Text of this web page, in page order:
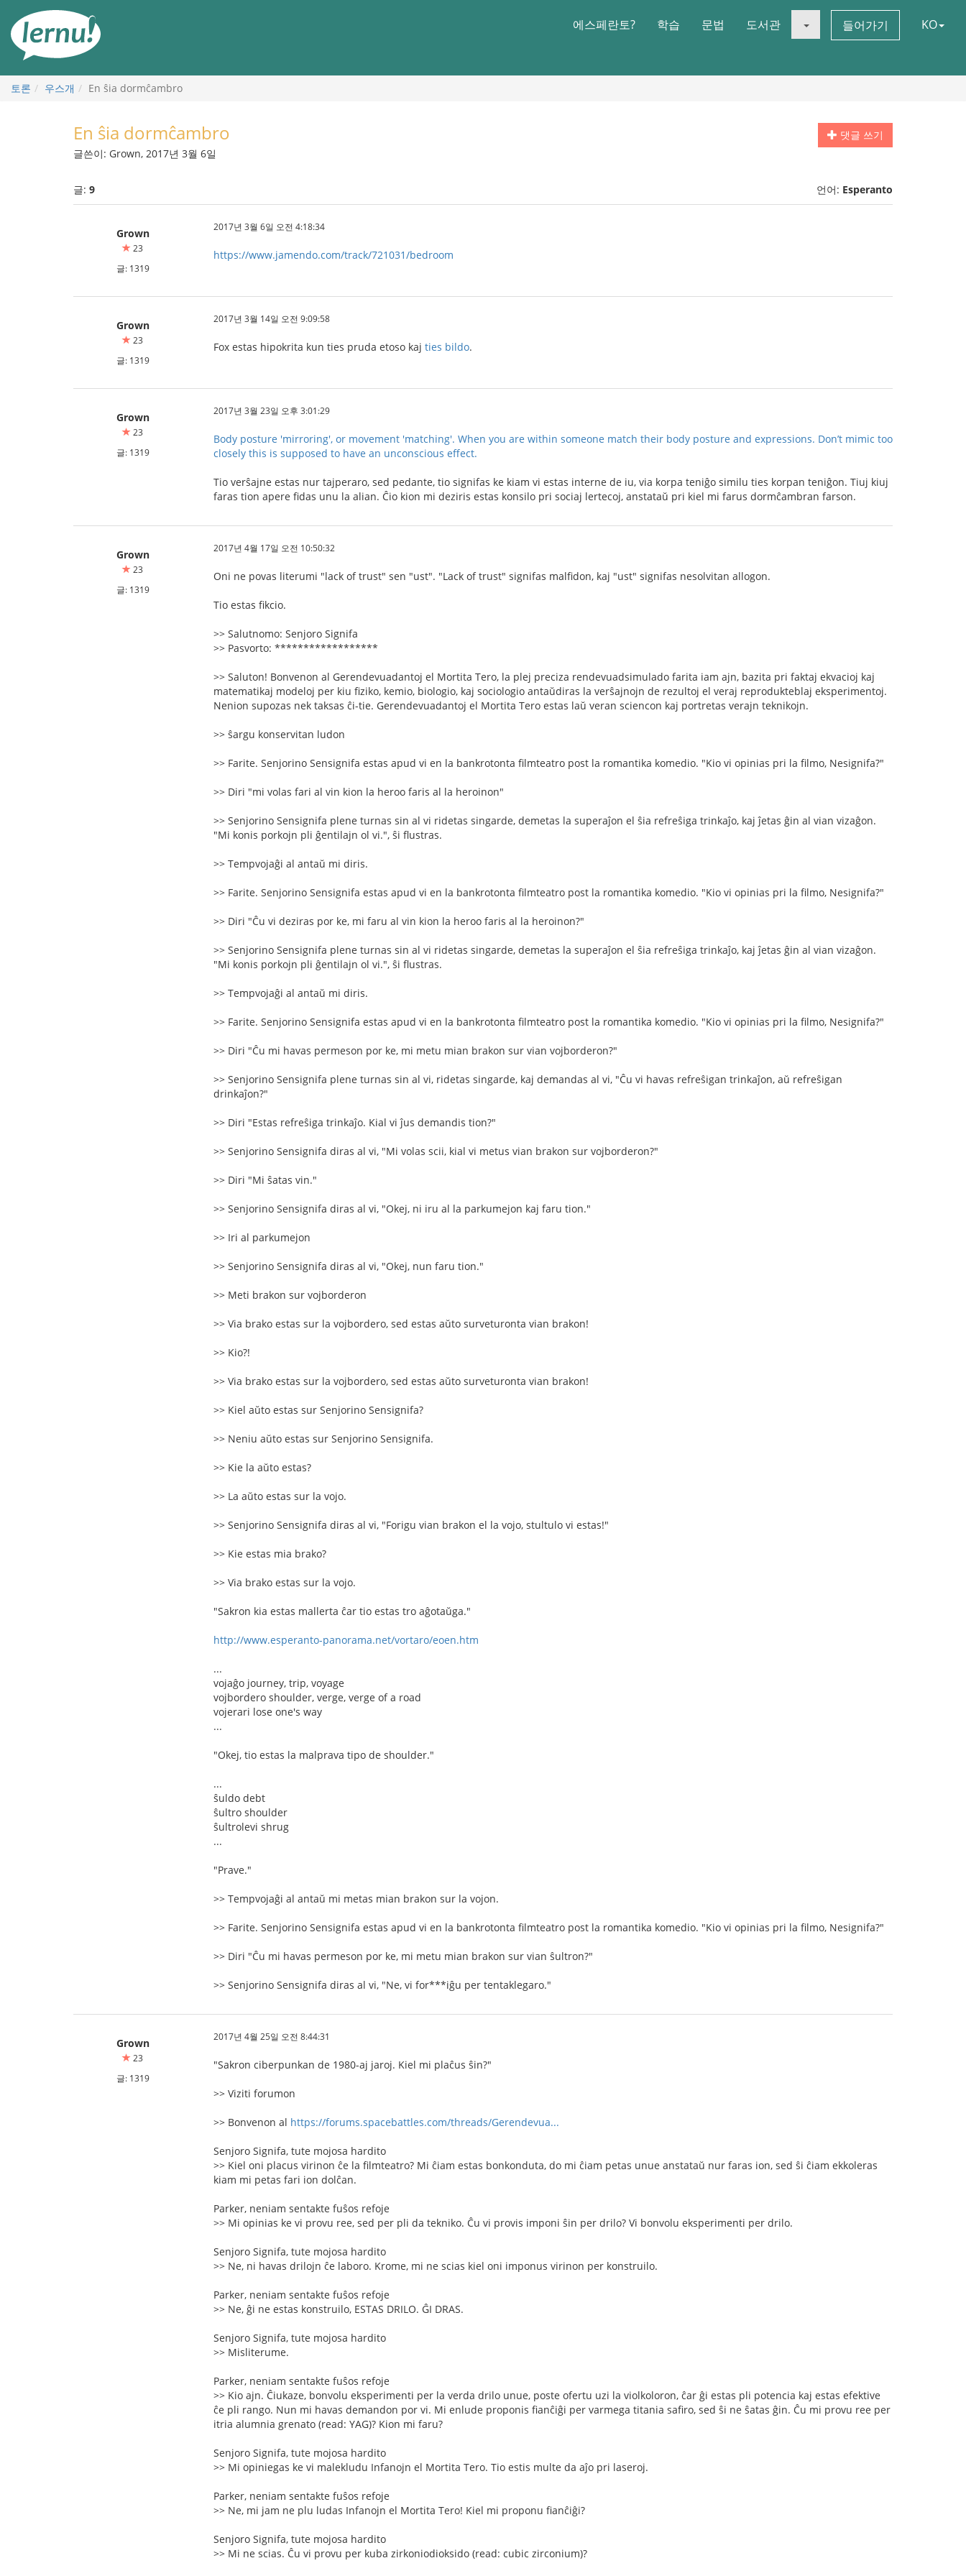
에스페란토? 학습 문법 도서관 들어가기 KO
토론 우스개 En ŝia dormĉambro
댓글 쓰기
En ŝia dormĉambro
글쓴이: Grown, 2017년 3월 6일
글: 9 언어: Esperanto
Grown
23
글: 1319
2017년 3월 6일 오전 4:18:34
https://www.jamendo.com/track/721031/bedroom
Grown
23
글: 1319
2017년 3월 14일 오전 9:09:58
Fox estas hipokrita kun ties pruda etoso kaj ties bildo.
Grown
23
글: 1319
2017년 3월 23일 오후 3:01:29
Body posture 'mirroring', or movement 'matching'. When you are within someone match their body posture and expressions. Don’t mimic too
closely this is supposed to have an unconscious effect.
Tio verŝajne estas nur tajperaro, sed pedante, tio signifas ke kiam vi estas interne de iu, via korpa teniĝo similu ties korpan teniĝon. Tiuj kiuj
faras tion apere fidas unu la alian. Ĉio kion mi deziris estas konsilo pri sociaj lertecoj, anstataŭ pri kiel mi farus dormĉambran farson.
Grown
23
글: 1319
2017년 4월 17일 오전 10:50:32
Oni ne povas literumi "lack of trust" sen "ust". "Lack of trust" signifas malfidon, kaj "ust" signifas nesolvitan allogon.
Tio estas fikcio.
>> Salutnomo: Senjoro Signifa
>> Pasvorto: ******************
>> Saluton! Bonvenon al Gerendevuadantoj el Mortita Tero, la plej preciza rendevuadsimulado farita iam ajn, bazita pri faktaj ekvacioj kaj
matematikaj modeloj per kiu fiziko, kemio, biologio, kaj sociologio antaŭdiras la verŝajnojn de rezultoj el veraj reprodukteblaj eksperimentoj.
Nenion supozas nek taksas ĉi-tie. Gerendevuadantoj el Mortita Tero estas laŭ veran sciencon kaj portretas verajn teknikojn.
>> ŝargu konservitan ludon
>> Farite. Senjorino Sensignifa estas apud vi en la bankrotonta filmteatro post la romantika komedio. "Kio vi opinias pri la filmo, Nesignifa?"
>> Diri "mi volas fari al vin kion la heroo faris al la heroinon"
>> Senjorino Sensignifa plene turnas sin al vi ridetas singarde, demetas la superaĵon el ŝia refreŝiga trinkaĵo, kaj ĵetas ĝin al vian vizaĝon.
"Mi konis porkojn pli ĝentilajn ol vi.", ŝi flustras.
>> Tempvojaĝi al antaŭ mi diris.
>> Farite. Senjorino Sensignifa estas apud vi en la bankrotonta filmteatro post la romantika komedio. "Kio vi opinias pri la filmo, Nesignifa?"
>> Diri "Ĉu vi deziras por ke, mi faru al vin kion la heroo faris al la heroinon?"
>> Senjorino Sensignifa plene turnas sin al vi ridetas singarde, demetas la superaĵon el ŝia refreŝiga trinkaĵo, kaj ĵetas ĝin al vian vizaĝon.
"Mi konis porkojn pli ĝentilajn ol vi.", ŝi flustras.
>> Tempvojaĝi al antaŭ mi diris.
>> Farite. Senjorino Sensignifa estas apud vi en la bankrotonta filmteatro post la romantika komedio. "Kio vi opinias pri la filmo, Nesignifa?"
>> Diri "Ĉu mi havas permeson por ke, mi metu mian brakon sur vian vojborderon?"
>> Senjorino Sensignifa plene turnas sin al vi, ridetas singarde, kaj demandas al vi, "Ĉu vi havas refreŝigan trinkaĵon, aŭ refreŝigan
drinkaĵon?"
>> Diri "Estas refreŝiga trinkaĵo. Kial vi ĵus demandis tion?"
>> Senjorino Sensignifa diras al vi, "Mi volas scii, kial vi metus vian brakon sur vojborderon?"
>> Diri "Mi ŝatas vin."
>> Senjorino Sensignifa diras al vi, "Okej, ni iru al la parkumejon kaj faru tion."
>> Iri al parkumejon
>> Senjorino Sensignifa diras al vi, "Okej, nun faru tion."
>> Meti brakon sur vojborderon
>> Via brako estas sur la vojbordero, sed estas aŭto surveturonta vian brakon!
>> Kio?!
>> Via brako estas sur la vojbordero, sed estas aŭto surveturonta vian brakon!
>> Kiel aŭto estas sur Senjorino Sensignifa?
>> Neniu aŭto estas sur Senjorino Sensignifa.
>> Kie la aŭto estas?
>> La aŭto estas sur la vojo.
>> Senjorino Sensignifa diras al vi, "Forigu vian brakon el la vojo, stultulo vi estas!"
>> Kie estas mia brako?
>> Via brako estas sur la vojo.
"Sakron kia estas mallerta ĉar tio estas tro aĝotaŭga."
http://www.esperanto-panorama.net/vortaro/eoen.htm
...
vojaĝo journey, trip, voyage
vojbordero shoulder, verge, verge of a road
vojerari lose one's way
...
"Okej, tio estas la malprava tipo de shoulder."
...
ŝuldo debt
ŝultro shoulder
ŝultrolevi shrug
...
"Prave."
>> Tempvojaĝi al antaŭ mi metas mian brakon sur la vojon.
>> Farite. Senjorino Sensignifa estas apud vi en la bankrotonta filmteatro post la romantika komedio. "Kio vi opinias pri la filmo, Nesignifa?"
>> Diri "Ĉu mi havas permeson por ke, mi metu mian brakon sur vian ŝultron?"
>> Senjorino Sensignifa diras al vi, "Ne, vi for***iĝu per tentaklegaro."
Grown
23
글: 1319
2017년 4월 25일 오전 8:44:31
"Sakron ciberpunkan de 1980-aj jaroj. Kiel mi plaĉus ŝin?"
>> Viziti forumon
>> Bonvenon al https://forums.spacebattles.com/threads/Gerendevua...
Senjoro Signifa, tute mojosa hardito
>> Kiel oni placus virinon ĉe la filmteatro? Mi ĉiam estas bonkonduta, do mi ĉiam petas unue anstataŭ nur faras ion, sed ŝi ĉiam ekkoleras
kiam mi petas fari ion dolĉan.
Parker, neniam sentakte fuŝos refoje
>> Mi opinias ke vi provu ree, sed per pli da tekniko. Ĉu vi provis imponi ŝin per drilo? Vi bonvolu eksperimenti per drilo.
Senjoro Signifa, tute mojosa hardito
>> Ne, ni havas drilojn ĉe laboro. Krome, mi ne scias kiel oni imponus virinon per konstruilo.
Parker, neniam sentakte fuŝos refoje
>> Ne, ĝi ne estas konstruilo, ESTAS DRILO. ĜI DRAS.
Senjoro Signifa, tute mojosa hardito
>> Misliterume.
Parker, neniam sentakte fuŝos refoje
>> Kio ajn. Ĉiukaze, bonvolu eksperimenti per la verda drilo unue, poste ofertu uzi la violkoloron, ĉar ĝi estas pli potencia kaj estas efektive
ĉe pli rango. Nun mi havas demandon por vi. Mi enlude proponis fianĉiĝi per varmega titania safiro, sed ŝi ne ŝatas ĝin. Ĉu mi provu ree per
itria alumnia grenato (read: YAG)? Kion mi faru?
Senjoro Signifa, tute mojosa hardito
>> Mi opiniegas ke vi malekludu Infanojn el Mortita Tero. Tio estis multe da aĵo pri laseroj.
Parker, neniam sentakte fuŝos refoje
>> Ne, mi jam ne plu ludas Infanojn el Mortita Tero! Kiel mi proponu fianĉiĝi?
Senjoro Signifa, tute mojosa hardito
>> Mi ne scias. Ĉu vi provu per kuba zirkoniodioksido (read: cubic zirconium)?